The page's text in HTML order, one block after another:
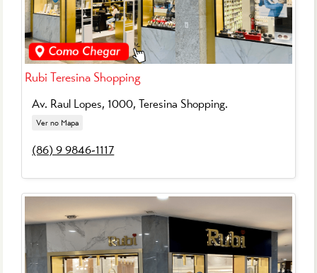
Rubi Teresina Shopping
Av. Raul Lopes, 1000, Teresina Shopping.
Ver no Mapa
(86) 9 9846-1117